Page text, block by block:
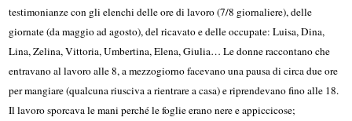
testimonianze con gli elenchi delle ore di lavoro (7/8 giornaliere), delle
giornate (da maggio ad agosto), del ricavato e delle occupate: Luisa, Dina,
Lina, Zelina, Vittoria, Umbertina, Elena, Giulia… Le donne raccontano che
entravano al lavoro alle 8, a mezzogiorno facevano una pausa di circa due ore
per mangiare (qualcuna riusciva a rientrare a casa) e riprendevano fino alle 18.
Il lavoro sporcava le mani perché le foglie erano nere e appiccicose;